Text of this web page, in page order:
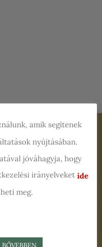
amik segítenek
nyújtásában.
jóváhagyja, hogy
irányelveket ide
meg.
BŐVEBBEN